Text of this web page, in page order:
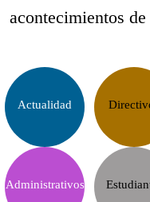
acontecimientos
Actualidad
Administrativos